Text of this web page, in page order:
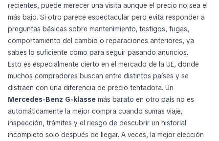
recientes, puede merecer una visita aunque el precio no sea el
más bajo. Si otro parece espectacular pero evita responder a
preguntas básicas sobre mantenimiento, testigos, fugas,
comportamiento del cambio o reparaciones anteriores, ya
sabes lo suficiente como para seguir pasando anuncios.
Esto es especialmente cierto en el mercado de la UE, donde
muchos compradores buscan entre distintos países y se
distraen con una diferencia de precio tentadora. Un
Mercedes-Benz G-klasse más barato en otro país no es
automáticamente la mejor compra cuando sumas viaje,
inspección, trámites y el riesgo de descubrir un historial
incompleto solo después de llegar. A veces, la mejor elección